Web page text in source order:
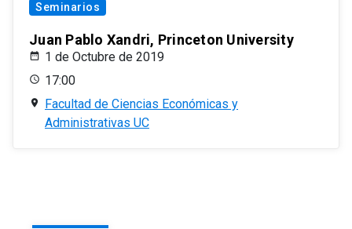
Seminarios
Juan Pablo Xandri, Princeton University
1 de Octubre de 2019
17:00
Facultad de Ciencias Económicas y
Administrativas UC